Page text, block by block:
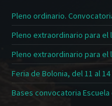
Pleno ordinario.
Pleno extraordinario para el
Pleno extraordinario para el
Feria de Bolonia, del 11 al
Bases convocatoria Escuela